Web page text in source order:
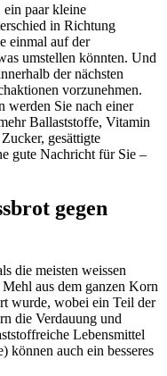
paar kleine
in Richtung
einmal auf der
umstellen könnten. Und
der nächsten
vorzunehmen.
werden Sie nach einer
Ballaststoffe, Vitamin
gesättigte
gute Nachricht für Sie –
gegen
die meisten weissen
aus dem ganzen Korn
wurde, wobei ein Teil der
die Verdauung und
Lebensmittel
können auch ein besseres